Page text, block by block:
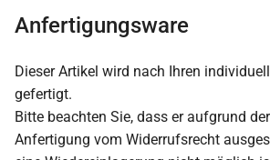
Anfertigungsware
Dieser Artikel wird nach Ihren
gefertigt.
Bitte beachten Sie, dass er aufgrund
Anfertigung vom Widerrufsrecht